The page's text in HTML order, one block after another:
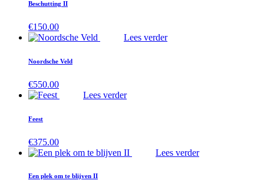
Beschutting II
€150.00
Lees verder
Noordsche Veld
€550.00
Lees verder
Feest
€375.00
Lees verder
Een plek om te blijven II